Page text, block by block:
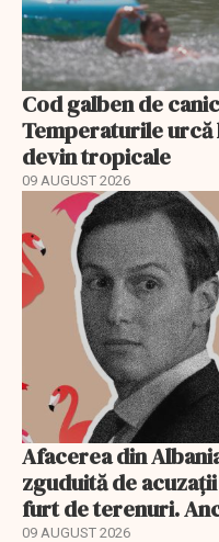
Cod galben de
Temperaturile urcă
devin tropicale
09 AUGUST 2026
Afacerea din
zguduită de
furt de terenuri.
09 AUGUST 2026